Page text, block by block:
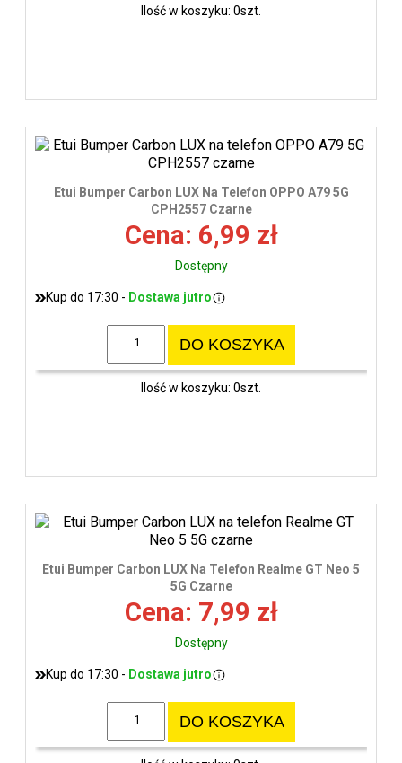
Ilość w koszyku: 0szt.
Etui Bumper Carbon LUX Na Telefon OPPO A79 5G
CPH2557 Czarne
Cena: 6,99 zł
Dostępny
Kup do 17:30 - Dostawa jutro
DO KOSZYKA
Ilość w koszyku: 0szt.
Etui Bumper Carbon LUX Na Telefon Realme GT Neo 5
5G Czarne
Cena: 7,99 zł
Dostępny
Kup do 17:30 - Dostawa jutro
DO KOSZYKA